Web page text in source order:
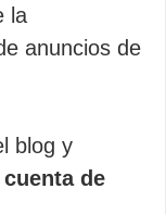
la
anuncios de
blog y
de